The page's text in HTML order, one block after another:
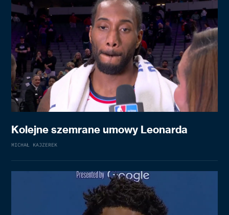
Kolejne szemrane umowy Leonarda
MICHAŁ KAJZEREK